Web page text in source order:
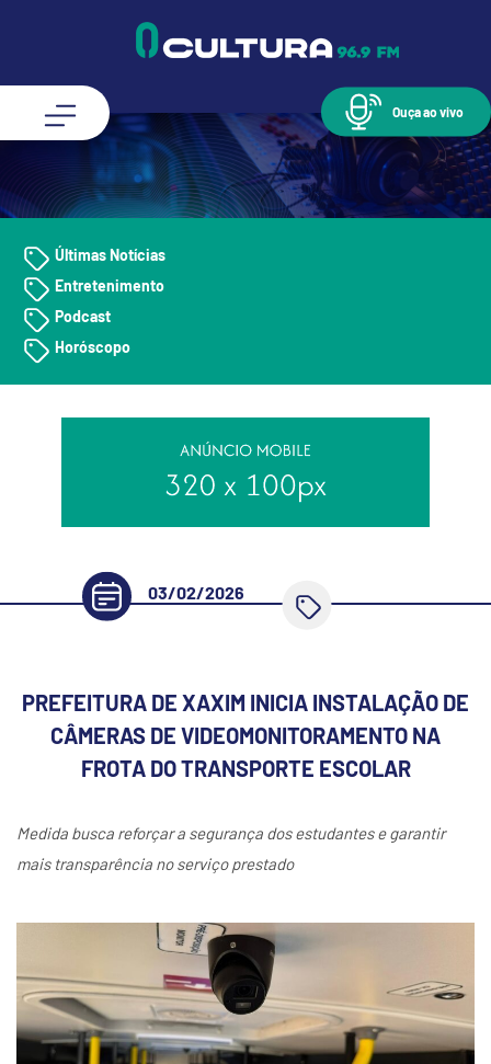
Ouça ao vivo
Últimas Notícias
Entretenimento
Podcast
Horóscopo
03/02/2026
PREFEITURA DE XAXIM INICIA INSTALAÇÃO DE
CÂMERAS DE VIDEOMONITORAMENTO NA
FROTA DO TRANSPORTE ESCOLAR
Medida busca reforçar a segurança dos estudantes e garantir
mais transparência no serviço prestado